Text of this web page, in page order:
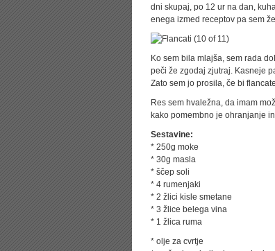
dni skupaj, po 12 ur na dan,
enega izmed receptov pa sem
Ko sem bila mlajša, sem rada
peči že zgodaj zjutraj. Kasneje
Zato sem jo prosila, če bi
Res sem hvaležna, da imam
kako pomembno je ohranjanje
Sestavine:
* 250g moke
* 30g masla
* ščep soli
* 4 rumenjaki
* 2 žlici kisle smetane
* 3 žlice belega vina
* 1 žlica ruma
* olje za cvrtje